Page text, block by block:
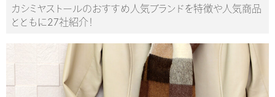
カシミヤストールのおすすめ人気ブランドを特徴や人気商品
とともに27社紹介！